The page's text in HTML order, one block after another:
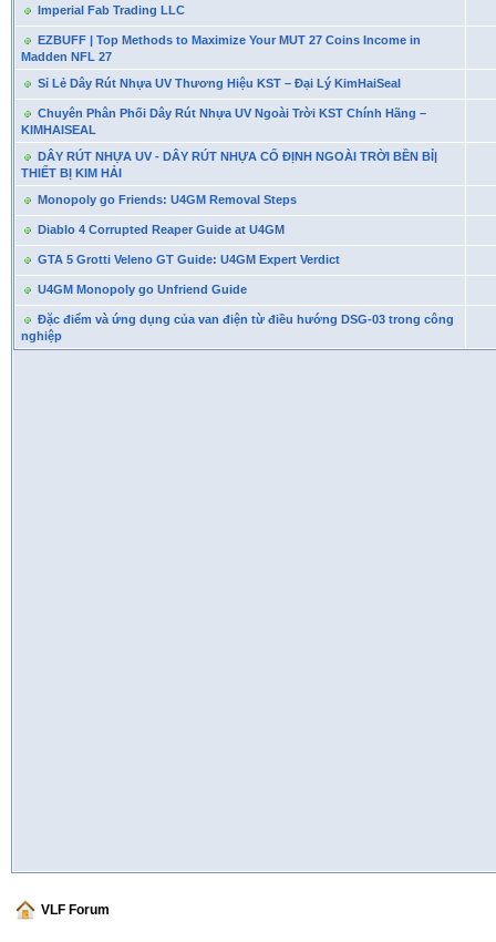
Imperial Fab Trading LLC
EZBUFF | Top Methods to Maximize Your MUT 27 Coins Income in
Madden NFL 27
Sỉ Lẻ Dây Rút Nhựa UV Thương Hiệu KST – Đại Lý KimHaiSeal
Chuyên Phân Phối Dây Rút Nhựa UV Ngoài Trời KST Chính Hãng –
KIMHAISEAL
DÂY RÚT NHỰA UV - DÂY RÚT NHỰA CỐ ĐỊNH NGOÀI TRỜI BỀN BỈ|
THIẾT BỊ KIM HẢI
Monopoly go Friends: U4GM Removal Steps
Diablo 4 Corrupted Reaper Guide at U4GM
GTA 5 Grotti Veleno GT Guide: U4GM Expert Verdict
U4GM Monopoly go Unfriend Guide
Đặc điểm và ứng dụng của van điện từ điều hướng DSG-03 trong công
nghiệp
VLF Forum